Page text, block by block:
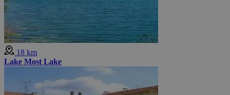
18 km
Lake Most Lake